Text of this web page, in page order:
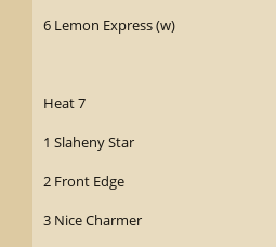
6 Lemon Express (w)
Heat 7
1 Slaheny Star
2 Front Edge
3 Nice Charmer